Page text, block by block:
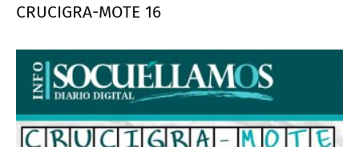
CRUCIGRA-MOTE 16